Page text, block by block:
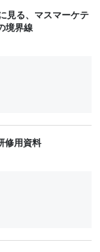
見る、マスマーケテ
境界線
修用資料